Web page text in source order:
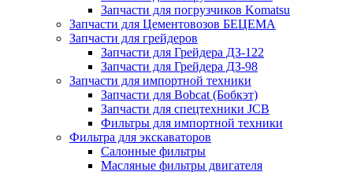
Запчасти для погрузчиков Komatsu
Запчасти для Цементовозов БЕЦЕМА
Запчасти для грейдеров
Запчасти для Грейдера ДЗ-122
Запчасти для Грейдера ДЗ-98
Запчасти для импортной техники
Запчасти для Bobcat (Бобкэт)
Запчасти для спецтехники JCB
Фильтры для импортной техники
Фильтра для экскаваторов
Салонные фильтры
Масляные фильтры двигателя